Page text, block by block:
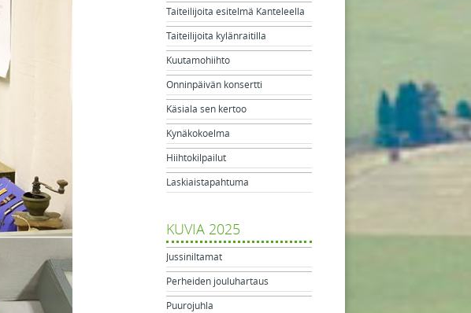
Taiteilijoita esitelmä Kanteleella
Taiteilijoita kylänraitilla
Kuutamohiihto
Onninpäivän konsertti
Käsiala sen kertoo
Kynäkokoelma
Hiihtokilpailut
Laskiaistapahtuma
KUVIA 2025
Jussiniltamat
Perheiden jouluhartaus
Puurojuhla